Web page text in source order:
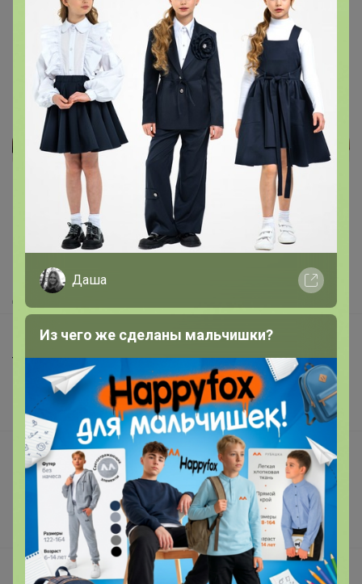
Реклама
Как здесь все устроено?
Как сделать заказ?
Как получить?
Доставка
Шоурумы
Торговые марки
Наша команда
В наличии
Подарочные сертификаты
Реклама на сайте
Поставщикам
Вакансии
support@24-ok.ru
Даша
Из чего же сделаны мальчишки?